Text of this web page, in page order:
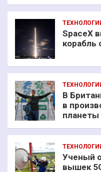
SpaceX
корабль
В
в
планеты
Ученый
вышек